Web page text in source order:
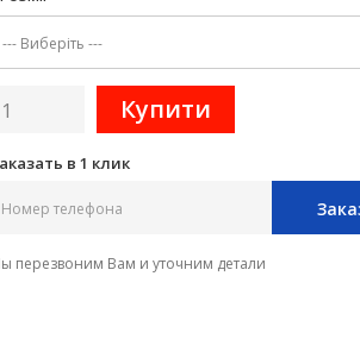
в 1 клик
перезвоним Вам и уточним детали